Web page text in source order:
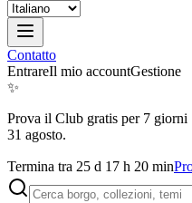
Contatto
EntrareIl mio accountGestione
✨
Prova il Club gratis per 7 giorni
31 agosto.
Termina tra 25 d 17 h 20 min